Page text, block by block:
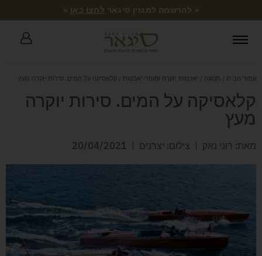
« להרשמה למגזין סיגאר לחצו כאן »
עמוד הבית / תנועה / יאכטות יוקרה וסופר-יאכטות / קלאסיקה על המים. סירות יוקרה מעץ
קלאסיקה על המים. סירות יוקרה
מעץ
מאת: רוני נאק צילום: יצרנים 20/04/2021